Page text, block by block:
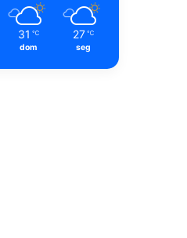
31 ℃
dom
27 ℃
seg